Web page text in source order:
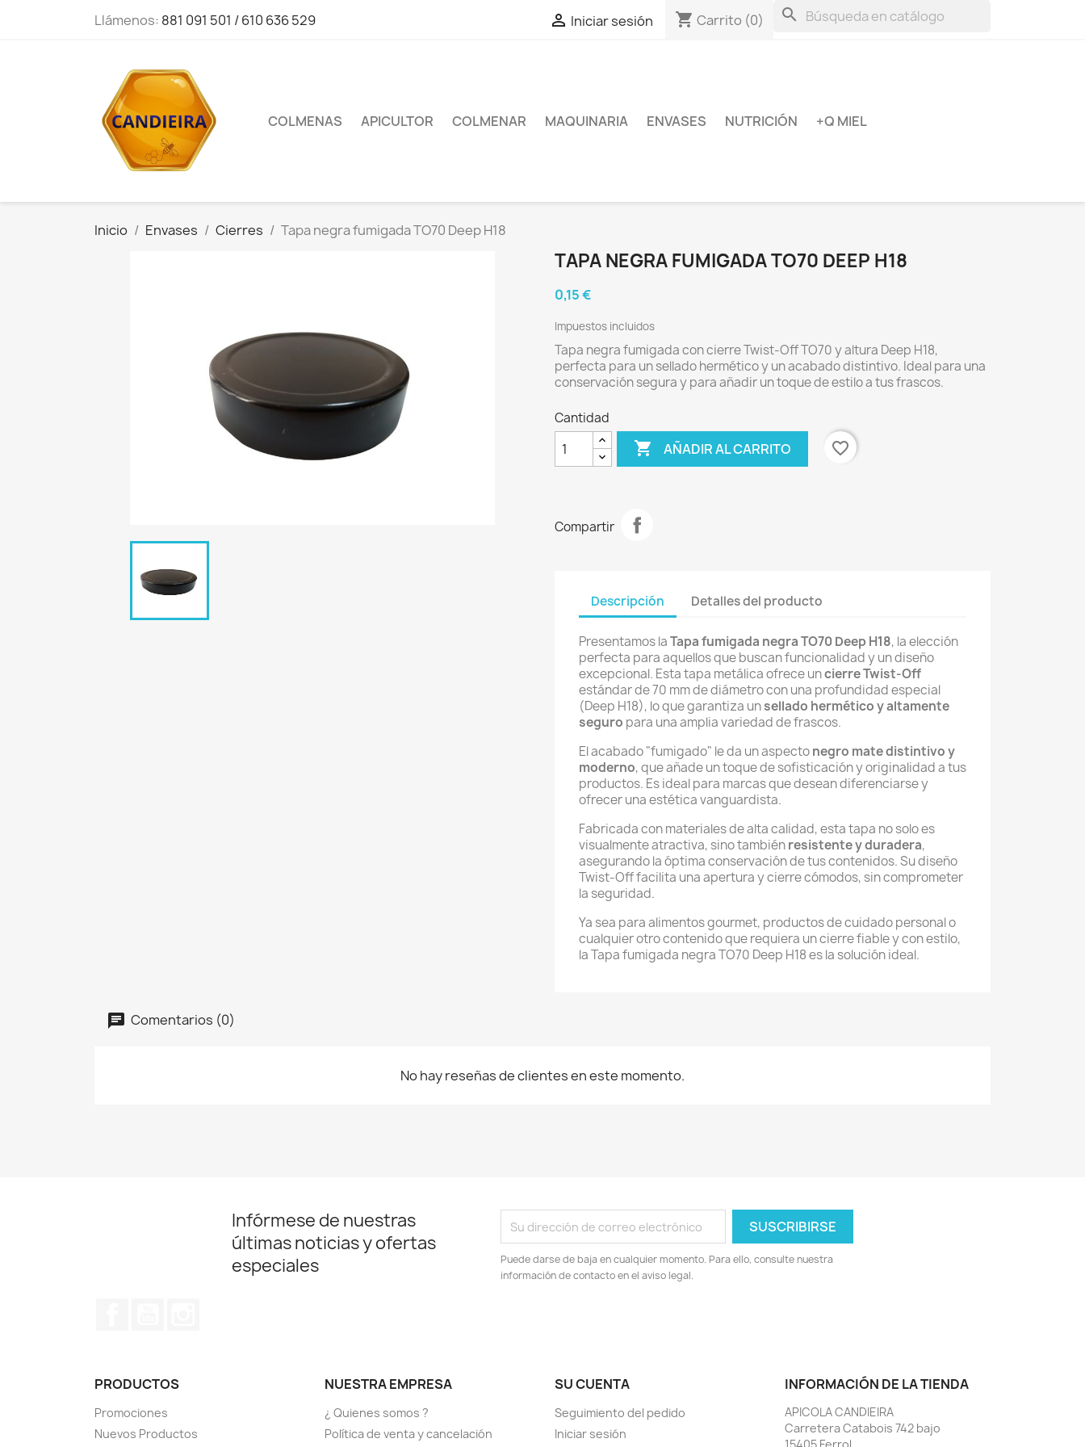
Llámenos: 881 091 501 / 610 636 529  Iniciar sesión shopping_cart Carrito (0) search
COLMENAS APICULTOR COLMENAR MAQUINARIA ENVASES NUTRICIÓN +Q MIEL
Inicio Envases Cierres Tapa negra fumigada TO70 Deep H18
TAPA NEGRA FUMIGADA TO70 DEEP H18
0,15 €
Impuestos incluidos
Tapa negra fumigada con cierre Twist-Off TO70 y altura Deep H18,
perfecta para un sellado hermético y un acabado distintivo. Ideal para una
conservación segura y para añadir un toque de estilo a tus frascos.
Cantidad
 AÑADIR AL CARRITO favorite_border
Compartir
Descripción Detalles del producto
Presentamos laTapa fumigada negra TO70 Deep H18, la elección
perfecta para aquellos que buscan funcionalidad y un diseño
excepcional. Esta tapa metálica ofrece uncierre Twist-Off
estándar de 70 mm de diámetro con una profundidad especial
(Deep H18), lo que garantiza unsellado hermético y altamente
seguro para una amplia variedad de frascos.
El acabado "fumigado" le da un aspectonegro mate distintivo y
moderno, que añade un toque de sofisticación y originalidad a tus
productos. Es ideal para marcas que desean diferenciarse y
ofrecer una estética vanguardista.
Fabricada con materiales de alta calidad, esta tapa no solo es
visualmente atractiva, sino tambiénresistente y duradera,
asegurando la óptima conservación de tus contenidos. Su diseño
Twist-Off facilita una apertura y cierre cómodos, sin comprometer
la seguridad.
Ya sea para alimentos gourmet, productos de cuidado personal o
cualquier otro contenido que requiera un cierre fiable y con estilo,
la Tapa fumigada negra TO70 Deep H18 es la solución ideal.
Comentarios (0)
No hay reseñas de clientes en este momento.
Infórmese de nuestras
últimas noticias y ofertas
especiales
Puede darse de baja en cualquier momento. Para ello, consulte nuestra
información de contacto en el aviso legal.
PRODUCTOS
Promociones
Nuevos Productos
NUESTRA EMPRESA
¿ Quienes somos ?
Política de venta y cancelación
SU CUENTA
Seguimiento del pedido
Iniciar sesión
INFORMACIÓN DE LA TIENDA
APICOLA CANDIEIRA
Carretera Catabois 742 bajo